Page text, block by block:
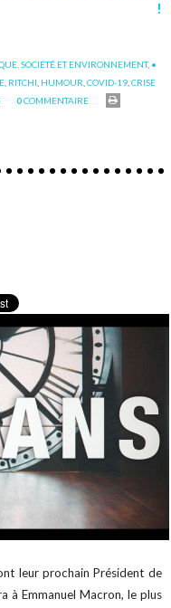
!
SOCIÉTÉ ET ENVIRONNEMENT, •
RITCHI HUMOUR ,COVID-19 ,CRISE
0COMMENTAIRE
leur prochain Président de
à Emmanuel Macron, le plus